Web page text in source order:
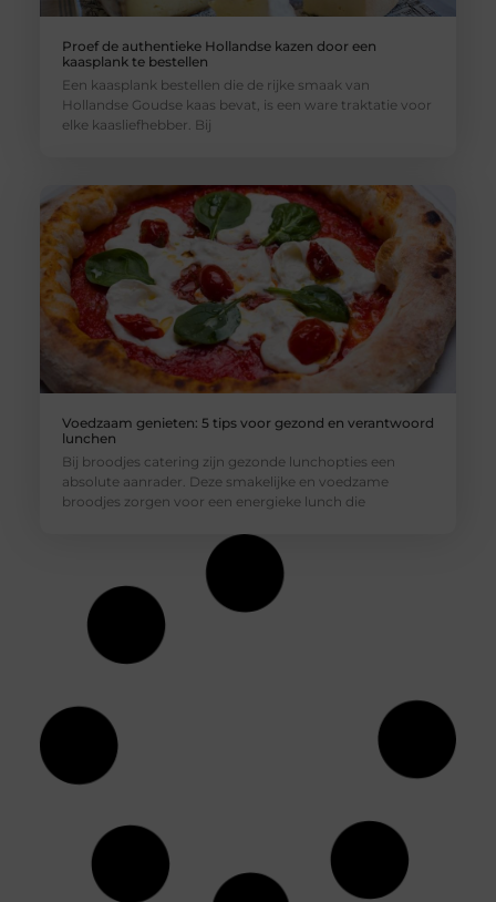
Proef de authentieke Hollandse kazen door een
kaasplank te bestellen
Een kaasplank bestellen die de rijke smaak van
Hollandse Goudse kaas bevat, is een ware traktatie voor
elke kaasliefhebber. Bij
Voedzaam genieten: 5 tips voor gezond en verantwoord
lunchen
Bij broodjes catering zijn gezonde lunchopties een
absolute aanrader. Deze smakelijke en voedzame
broodjes zorgen voor een energieke lunch die